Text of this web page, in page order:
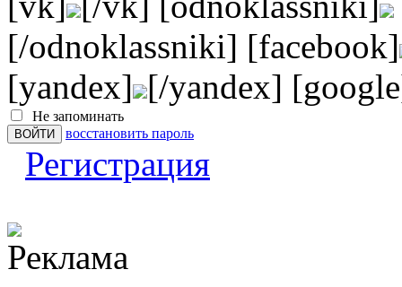
[/odnoklassniki] [facebook]
[yandex] [/yandex]
Не запоминать
восстановить пароль
Регистрация